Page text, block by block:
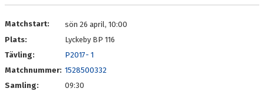
KONTAKT
Matchstart:
sön 26 april, 10:00
Plats:
Lyckeby BP 116
Tävling:
P2017- 1
Matchnummer: 1528500332
Samling:
09:30